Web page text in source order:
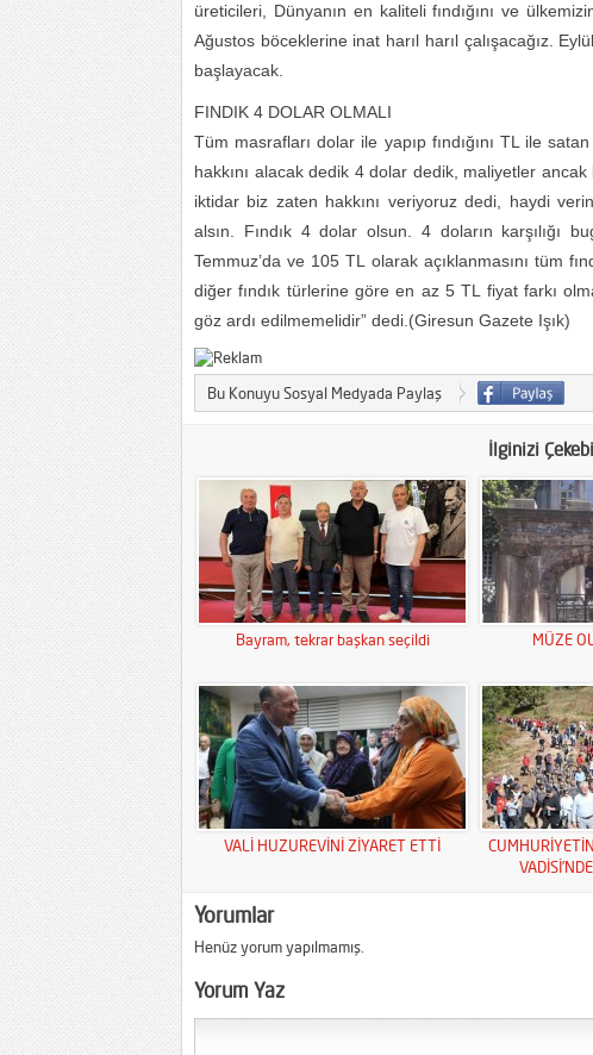
üreticileri, Dünyanın en kaliteli fındığını ve
Ağustos böceklerine inat harıl harıl çalışacağız.
başlayacak.
FINDIK 4 DOLAR OLMALI
Tüm masrafları dolar ile yapıp fındığını TL ile
hakkını alacak dedik 4 dolar dedik, maliyetler
iktidar biz zaten hakkını veriyoruz dedi, haydi
alsın. Fındık 4 dolar olsun. 4 doların karşılığı
Temmuz’da ve 105 TL olarak açıklanmasını tüm
diğer fındık türlerine göre en az 5 TL fiyat farkı
göz ardı edilmemelidir” dedi.(Giresun Gazete Işık)
Bu Konuyu Sosyal Medyada Paylaş
İlginizi
Bayram, tekrar başkan seçildi MÜZE
VALİ HUZUREVİNİ ZİYARET ETTİ
Yorumlar
Henüz yorum yapılmamış.
Yorum Yaz